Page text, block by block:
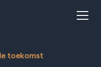
toekomst